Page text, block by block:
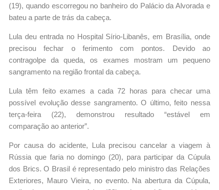
(19), quando escorregou no banheiro do Palácio da Alvorada e
bateu a parte de trás da cabeça.
Lula deu entrada no Hospital Sírio-Libanês, em Brasília, onde
precisou fechar o ferimento com pontos. Devido ao
contragolpe da queda, os exames mostram um pequeno
sangramento na região frontal da cabeça.
Lula têm feito exames a cada 72 horas para checar uma
possível evolução desse sangramento. O último, feito nessa
terça-feira (22), demonstrou resultado “estável em
comparação ao anterior”.
Por causa do acidente, Lula precisou cancelar a viagem à
Rússia que faria no domingo (20), para participar da Cúpula
dos Brics. O Brasil é representado pelo ministro das Relações
Exteriores, Mauro Vieira, no evento. Na abertura da Cúpula,